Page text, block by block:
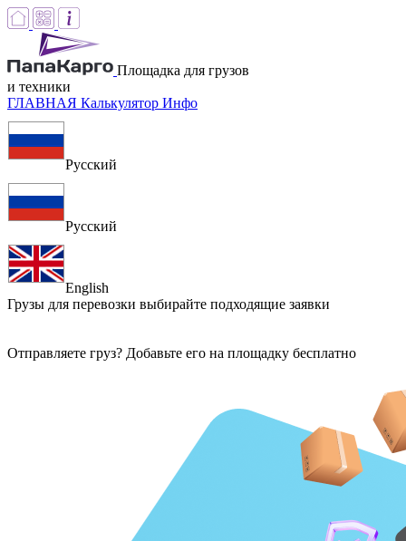
Площадка для грузов
и техники
ГЛАВНАЯ Калькулятор Инфо
Русский
Русский
English
Грузы для перевозки выбирайте подходящие заявки
Отправляете груз? Добавьте его на площадку бесплатно